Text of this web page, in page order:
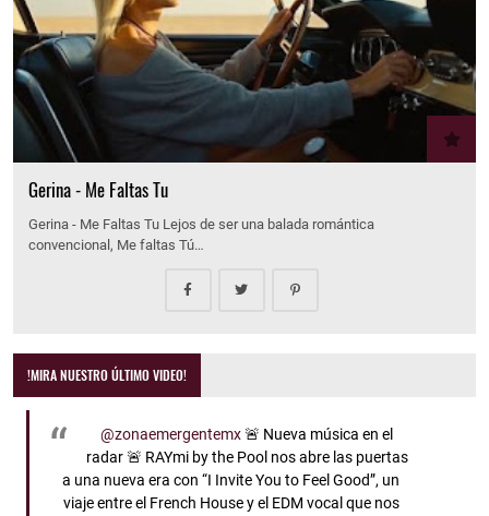
Gerina - Me Faltas Tu
Gerina - Me Faltas Tu Lejos de ser una balada romántica
convencional, Me faltas Tú…
!MIRA NUESTRO ÚLTIMO VIDEO!
@zonaemergentemx🚨 Nueva música en el
radar 🚨 RAYmi by the Pool nos abre las puertas
a una nueva era con “I Invite You to Feel Good”, un
viaje entre el French House y el EDM vocal que nos